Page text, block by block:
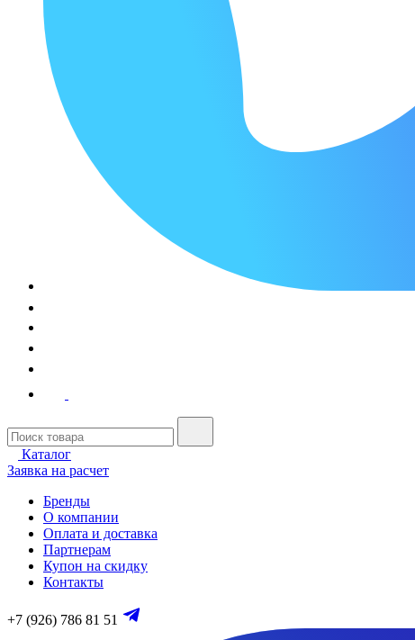
Каталог
Заявка на расчет
Бренды
О компании
Оплата и доставка
Партнерам
Купон на скидку
Контакты
+7 (926) 786 81 51